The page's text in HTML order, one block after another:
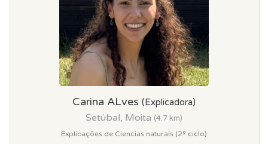
Carina ALves (Explicadora)
Setúbal, Moita (4.7 km)
Explicações de Ciencias naturais (2º ciclo)